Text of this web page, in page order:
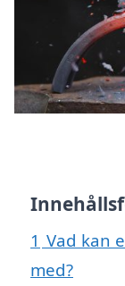
1 Vad kan
med?